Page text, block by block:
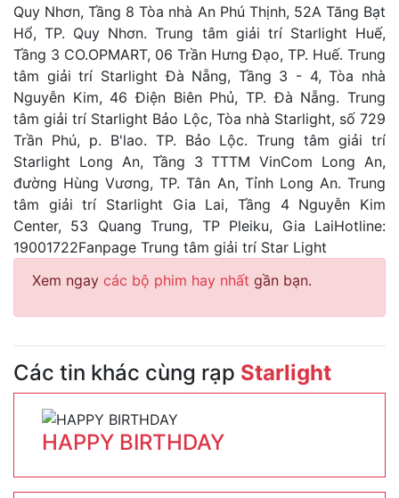
Quy Nhơn, Tầng 8 Tòa nhà An Phú Thịnh, 52A Tăng Bạt
Hổ, TP. Quy Nhơn. Trung tâm giải trí Starlight Huế,
Tầng 3 CO.OPMART, 06 Trần Hưng Đạo, TP. Huế. Trung
tâm giải trí Starlight Đà Nẵng, Tầng 3 - 4, Tòa nhà
Nguyễn Kim, 46 Điện Biên Phủ, TP. Đà Nẵng. Trung
tâm giải trí Starlight Bảo Lộc, Tòa nhà Starlight, số 729
Trần Phú, p. B'lao. TP. Bảo Lộc. Trung tâm giải trí
Starlight Long An, Tầng 3 TTTM VinCom Long An,
đường Hùng Vương, TP. Tân An, Tỉnh Long An. Trung
tâm giải trí Starlight Gia Lai, Tầng 4 Nguyễn Kim
Center, 53 Quang Trung, TP Pleiku, Gia LaiHotline:
19001722Fanpage Trung tâm giải trí Star Light
Xem ngay các bộ phim hay nhất gần bạn.
Các tin khác cùng rạp Starlight
HAPPY BIRTHDAY